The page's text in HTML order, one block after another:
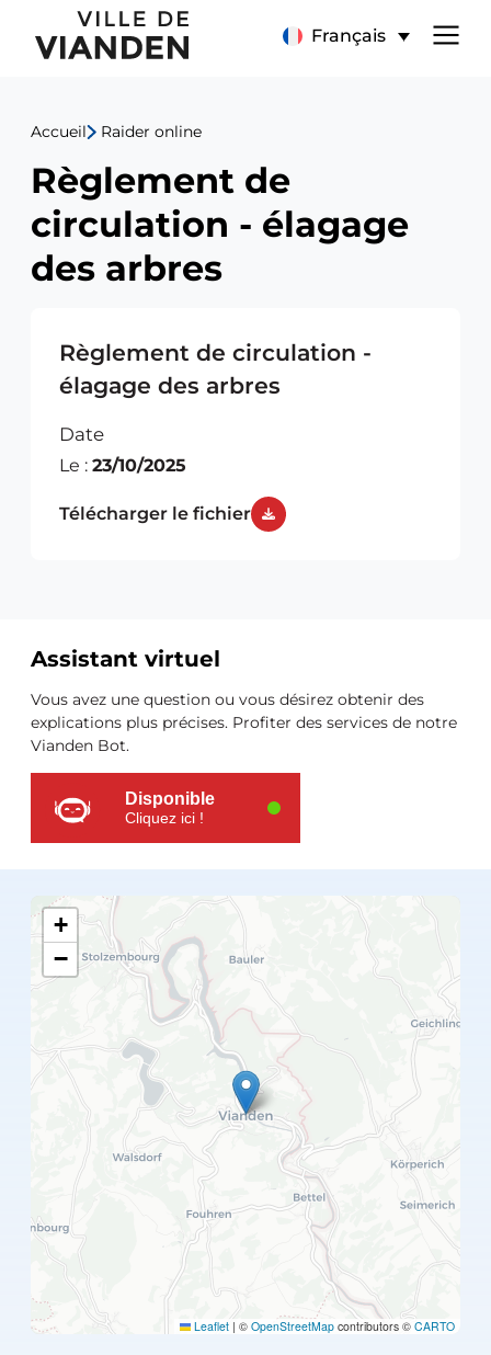
Règlement
de
circulation
élagage
des
Français
Menu
navigation
principal
Accueil Raider online
Règlement de
circulation - élagage
des arbres
Règlement de circulation -
élagage des arbres
Date
Le : 23/10/2025
Télécharger le fichier
Ressources
supplémentaires
Assistant virtuel
Vous avez une question ou vous désirez obtenir des
explications plus précises. Profiter des services de notre
Vianden Bot.
Disponible
Cliquez ici !
+
−
Leaflet | © OpenStreetMap contributors © CARTO